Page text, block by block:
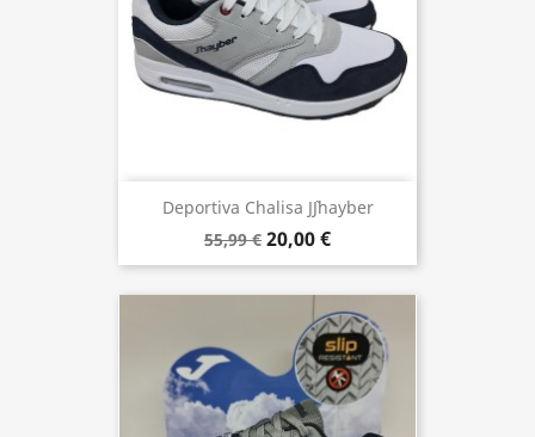
Deportiva Chalisa J`Jhayber
55,99 € 20,00 €